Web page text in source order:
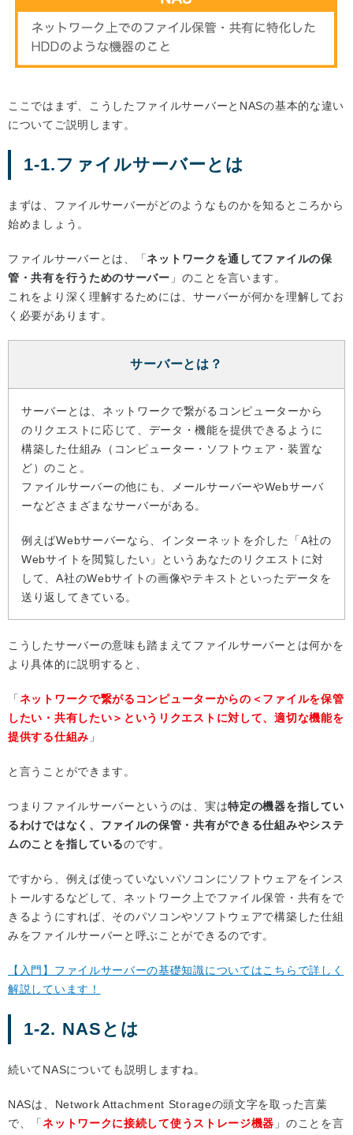
ここではまず、こうしたファイルサーバーとNASの基本的な違い
についてご説明します。
1-1.ファイルサーバーとは
まずは、ファイルサーバーがどのようなものかを知るところから
始めましょう。
ファイルサーバーとは、「ネットワークを通してファイルの保
管・共有を行うためのサーバー 」のことを言います。
これをより深く理解するためには、サーバーが何かを理解してお
く必要があります。
サーバーとは？
サーバーとは、ネットワークで繋がるコンピューターから
のリクエストに応じて、データ・機能を提供できるように
構築した仕組み（コンピューター・ソフトウェア・装置な
ど）のこと。
ファイルサーバーの他にも、メールサーバーやWebサーバ
ーなどさまざまなサーバーがある。
例えばWebサーバーなら、インターネットを介した「A社の
Webサイトを閲覧したい」というあなたのリクエストに対
して、A社のWebサイトの画像やテキストといったデータを
送り返してきている。
こうしたサーバーの意味も踏まえてファイルサーバーとは何かを
より具体的に説明すると、
「ネットワークで繋がるコンピューターからの＜ファイルを保管
したい・共有したい＞というリクエストに対して、適切な機能を
提供する仕組み 」
と言うことができます。
つまりファイルサーバーというのは、実は特定の機器を指してい
るわけではなく、ファイルの保管・共有ができる仕組みやシステ
ムのことを指しているのです。
ですから、例えば使っていないパソコンにソフトウェアをインス
トールするなどして、ネットワーク上でファイル保管・共有をで
きるようにすれば、そのパソコンやソフトウェアで構築した仕組
みをファイルサーバーと呼ぶことができるのです。
【入門】ファイルサーバーの基礎知識についてはこちらで詳しく
解説しています！
1-2. NASとは
続いてNASについても説明しますね。
NASは、Network Attachment Storageの頭文字を取った言葉
で、「ネットワークに接続して使うストレージ機器 」のことを言